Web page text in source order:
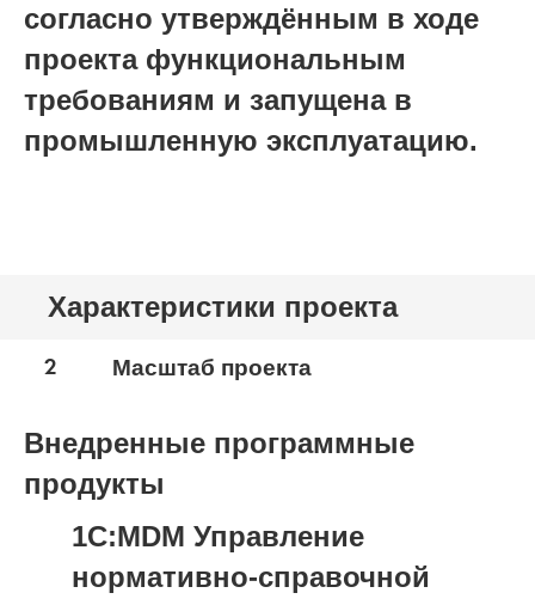
согласно утверждённым в ходе
проекта функциональным
требованиям и запущена в
промышленную эксплуатацию.
Характеристики проекта
2 Масштаб проекта
Внедренные программные
продукты
1С:MDM Управление
нормативно-справочной